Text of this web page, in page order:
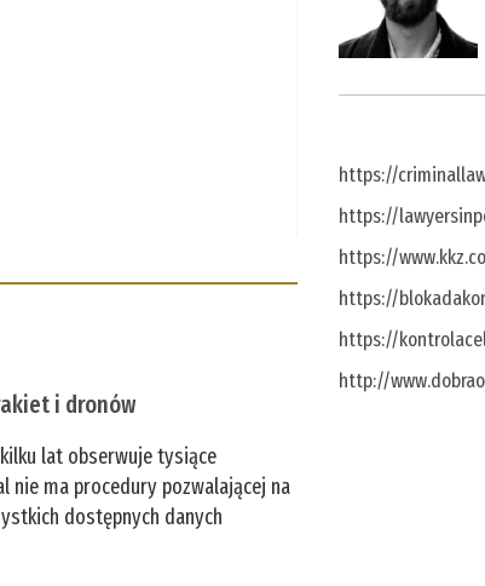
i dronów
lat obserwuje tysiące
nie ma procedury pozwalającej na
dostępnych danych
https://
https://
https://
https://
https://
http://